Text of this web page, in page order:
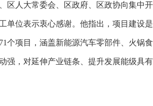
人大常委会、区政府、区政协向集中
单位表示衷心感谢。他指出，项目建设
个项目，涵盖新能源汽车零部件、火锅
强，对延伸产业链条、提升发展能级具